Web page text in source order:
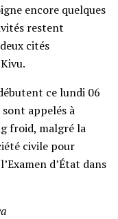
encore quelques
restent
cités
ce lundi 06
appelés à
froid, malgré la
civile pour
d’État dans